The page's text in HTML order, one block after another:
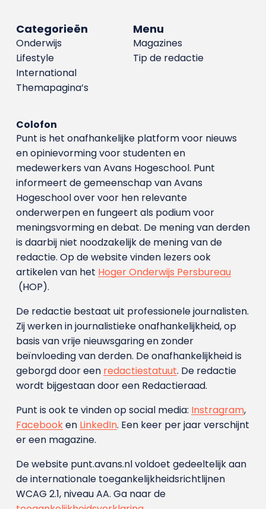
Menu
Magazines
Tip de redactie
Categorieën
Onderwijs
Lifestyle
International
Themapagina’s
Colofon
Punt is het onafhankelijke platform voor nieuws
en opinievorming voor studenten en
medewerkers van Avans Hoge­school. Punt
informeert de gemeenschap van Avans
Hogeschool over voor hen relevante
onderwerpen en fungeert als podium voor
meningsvorming en debat. De mening van derden
is daarbij niet noodzakelijk de mening van de
redactie. Op de website vinden lezers ook
artikelen van het Hoger Onderwijs Persbureau
(HOP).
De redactie bestaat uit professionele journalisten.
Zij werken in journalistieke onafhankelijkheid, op
basis van vrije nieuwsgaring en zonder
beïnvloeding van derden. De onafhankelijkheid is
geborgd door een redactiestatuut. De redactie
wordt bijgestaan door een Redactieraad.
Punt is ook te vinden op social media: Instragram,
Facebooken LinkedIn. Een keer per jaar verschijnt
er een magazine.
De website punt.avans.nl voldoet gedeeltelijk aan
de internationale toegankelijkheidsrichtlijnen
WCAG 2.1, niveau AA. Ga naar de